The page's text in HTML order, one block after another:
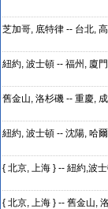
芝加哥, 底特律 -- 台北,
紐約, 波士頓 -- 福州, 廈門
舊金山, 洛杉磯 -- 重慶,
紐約, 波士頓 -- 沈陽, 哈
{ 北京, 上海 } -- 紐約,波
{ 北京, 上海 } -- 舊金山,